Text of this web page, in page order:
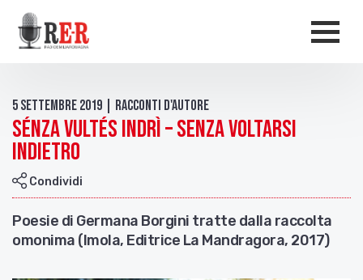
Salta al contenuto principale
5 Settembre 2019 | Racconti d'autore
Sénza vultés indrì – Senza voltarsi
indietro
Condividi
Poesie di Germana Borgini tratte dalla raccolta
omonima (Imola, Editrice La Mandragora, 2017)